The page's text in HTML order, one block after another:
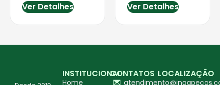
Ver Detalhes Ver Detalhes
INSTITUCIONAL
Home
CONTATOS LOCALIZAÇÃO